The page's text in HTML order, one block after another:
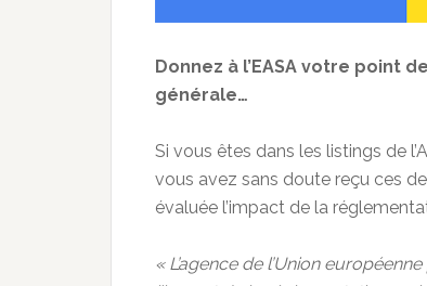
Donnez à l’EASA votre point
générale…
Si vous êtes dans les listings de
vous avez sans doute reçu ces
évaluée l’impact de la
« L’agence de l’Union